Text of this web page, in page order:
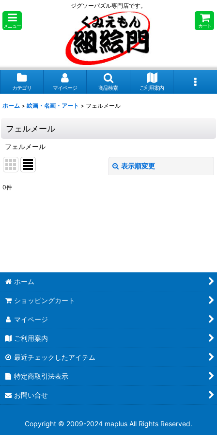
ジグソーパズル専門店です。
メニュー カート
カテゴリ マイページ 商品検索 ご利用案内
ホーム > 絵画・名画・アート > フェルメール
フェルメール
フェルメール
表示順変更
0件
ホーム
ショッピングカート
マイページ
ご利用案内
最近チェックしたアイテム
特定商取引法表示
お問い合せ
Copyright © 2009-2024 maplus All Rights Reserved.